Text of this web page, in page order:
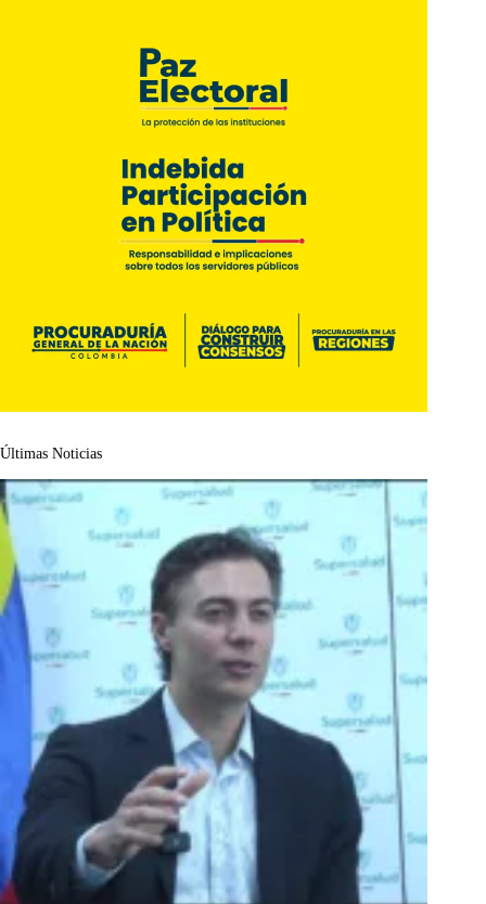
Últimas Noticias